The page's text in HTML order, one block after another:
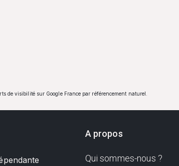
de visibilité sur Google France par référencement naturel.
A propos
Qui sommes-nous ?